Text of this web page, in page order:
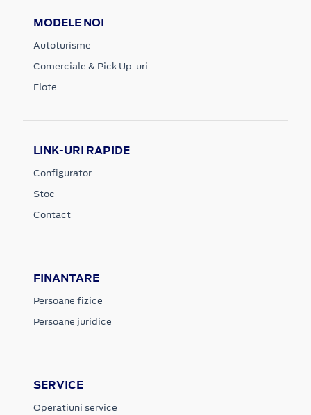
MODELE NOI
Autoturisme
Comerciale & Pick Up-uri
Flote
LINK-URI RAPIDE
Configurator
Stoc
Contact
FINANTARE
Persoane fizice
Persoane juridice
SERVICE
Operatiuni service